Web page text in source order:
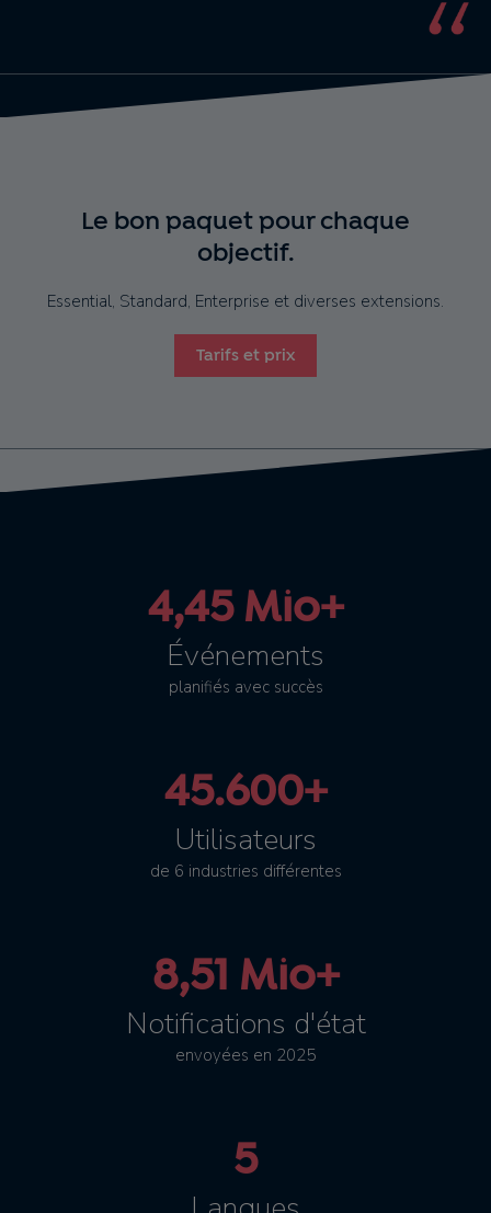
Le bon paquet pour chaque
objectif.
Essential, Standard, Enterprise et diverses extensions.
Tarifs et prix
4,45 Mio+
Événements
planifiés avec succès
45.600+
Utilisateurs
de 6 industries différentes
8,51 Mio+
Notifications d'état
envoyées en 2025
5